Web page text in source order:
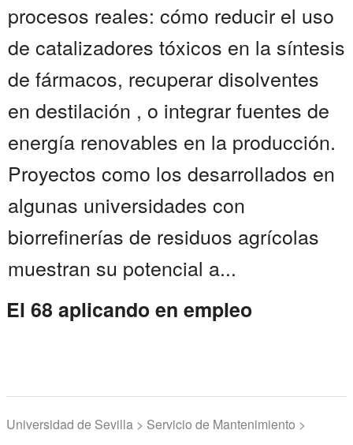
procesos reales: cómo reducir el uso
de catalizadores tóxicos en la síntesis
de fármacos, recuperar disolventes
en destilación , o integrar fuentes de
energía renovables en la producción.
Proyectos como los desarrollados en
algunas universidades con
biorrefinerías de residuos agrícolas
muestran su potencial a...
El 68 aplicando en empleo
Universidad de Sevilla > Servicio de Mantenimiento >